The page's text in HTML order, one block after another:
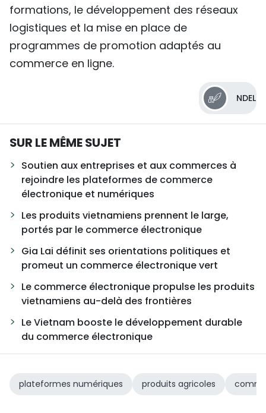
formations, le développement des réseaux
logistiques et la mise en place de
programmes de promotion adaptés au
commerce en ligne.
NDEL
SUR LE MÊME SUJET
Soutien aux entreprises et aux commerces à
rejoindre les plateformes de commerce
électronique et numériques
Les produits vietnamiens prennent le large,
portés par le commerce électronique
Gia Lai définit ses orientations politiques et
promeut un commerce électronique vert
Le commerce électronique propulse les produits
vietnamiens au-delà des frontières
Le Vietnam booste le développement durable
du commerce électronique
plateformes numériques produits agricoles